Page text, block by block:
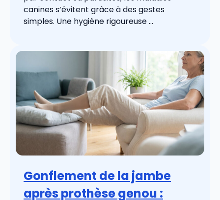
canines s’évitent grâce à des gestes
simples. Une hygiène rigoureuse ...
Gonflement de la jambe
après prothèse genou :